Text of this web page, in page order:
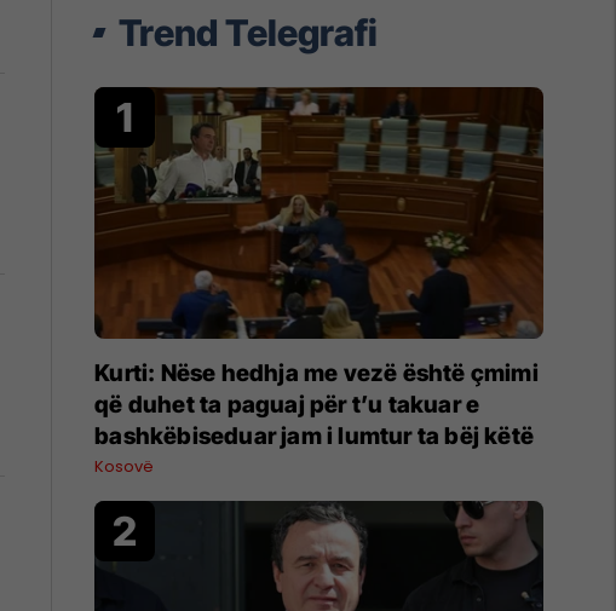
Trend Telegrafi
Kurti: Nëse hedhja me vezë është çmimi
që duhet ta paguaj për t’u takuar e
bashkëbiseduar jam i lumtur ta bëj këtë
Kosovë